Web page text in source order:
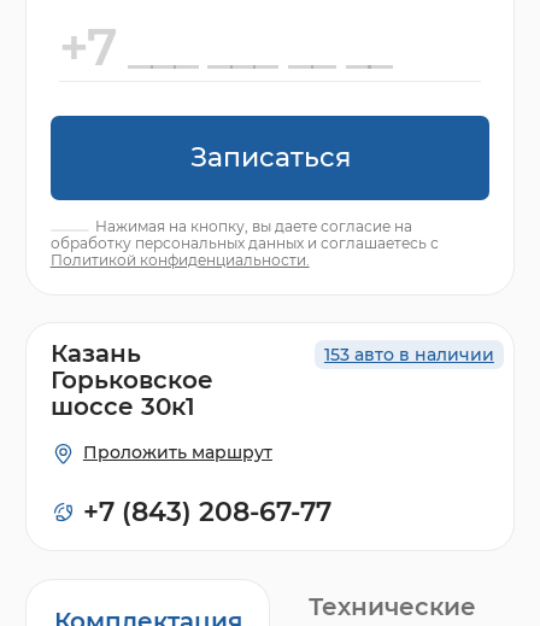
Записаться
Нажимая на кнопку, вы даете согласие на
обработку персональных данных и соглашаетесь с
Политикой конфиденциальности.
Технические
153 авто в наличии
Казань
Горьковское
шоссе 30к1
Проложить маршрут
+7 (843) 208-67-77